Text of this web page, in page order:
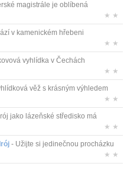
magistrále je oblíbená
★ ★
v kamenickém hřebeni
★ ★
vyhlídka v Čechách
★ ★
věž s krásným výhledem
★ ★
jako lázeňské středisko má
★ ★
- Užijte si jedinečnou procházku
★ ★